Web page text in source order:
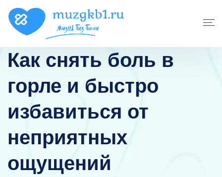
Как снять боль в
горле и быстро
избавиться от
неприятных
ощущений